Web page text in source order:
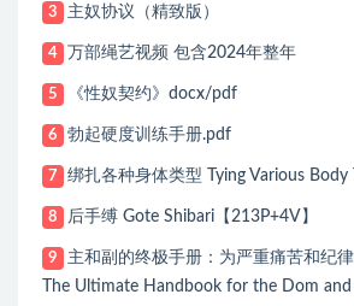
3 主奴协议（精致版）
4 万部绳艺视频 包含2024年整年
5 《性奴契约》docx/pdf
6 勃起硬度训练手册.pdf
7 绑扎各种身体类型 Tying Various Body
8 后手缚 Gote Shibari【213P+4V】
9
主和副的终极手册：为严重痛苦和纪
The Ultimate Handbook for the Dom